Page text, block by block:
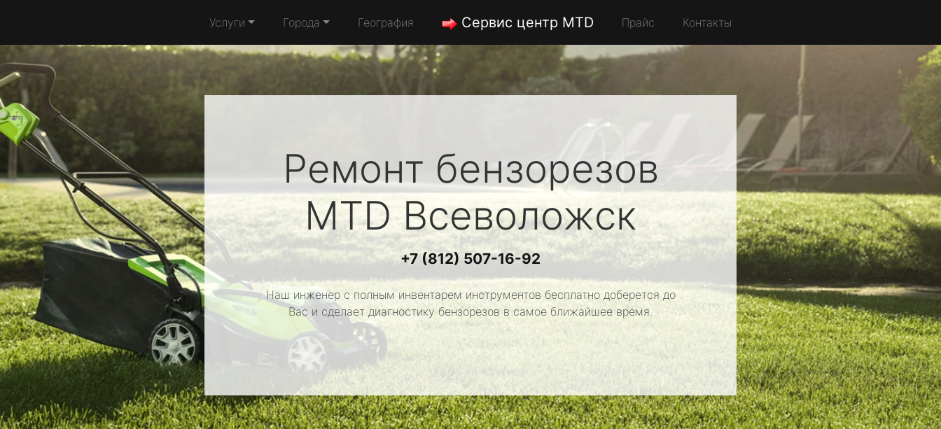
Услуги Города География Сервис центр MTD Прайс Контакты
Ремонт бензорезов
MTDВсеволожск
+7 (812) 507-16-92
Наш инженер с полным инвентарем инструментов бесплатно доберется до
Вас и сделает диагностику бензорезов в самое ближайшее время.